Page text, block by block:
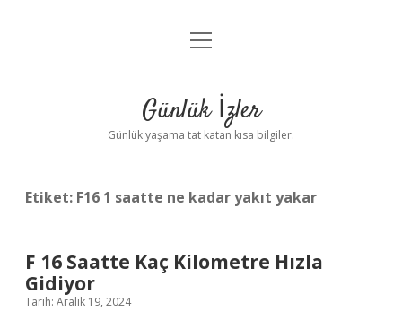
Anasayfa
Yasal Uyarı
menüyü
Günlük İzler
Günlük yaşama tat katan kısa bilgiler.
Etiket: F16 1 saatte ne kadar yakıt yakar
F 16 Saatte Kaç Kilometre Hızla
Gidiyor
Tarih: Aralık 19, 2024